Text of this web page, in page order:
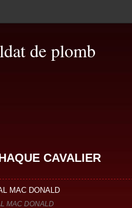
de plomb
CAVALIER
MAC DONALD